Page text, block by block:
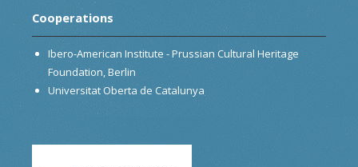
Cooperations
Ibero-American Institute - Prussian Cultural Heritage
Foundation, Berlin
Universitat Oberta de Catalunya